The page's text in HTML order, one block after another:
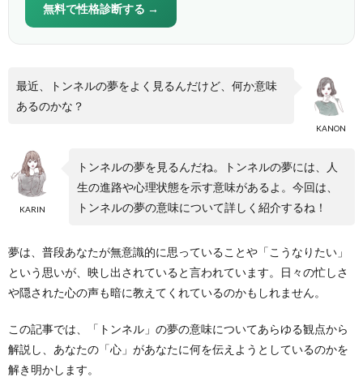
無料で性格診断する →
KANON
最近、トンネルの夢をよく見るんだけど、何か意味
あるのかな？
KARIN
トンネルの夢を見るんだね。トンネルの夢には、人
生の進路や心理状態を示す意味があるよ。今回は、
トンネルの夢の意味について詳しく紹介するね！
夢は、普段あなたが無意識的に思っていることや「こうなりたい」
という思いが、映し出されていると言われています。日々の忙しさ
や隠された心の声も暗に教えてくれているのかもしれません。
この記事では、「トンネル」の夢の意味についてあらゆる観点から
解説し、あなたの「心」があなたに何を伝えようとしているのかを
解き明かします。